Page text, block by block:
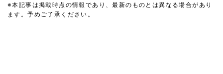
※本記事は掲載時点の情報であり、最新のものとは異なる場合があり
ます。予めご了承ください。